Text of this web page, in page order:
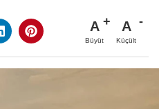
A
Büyüt
A
Küçült